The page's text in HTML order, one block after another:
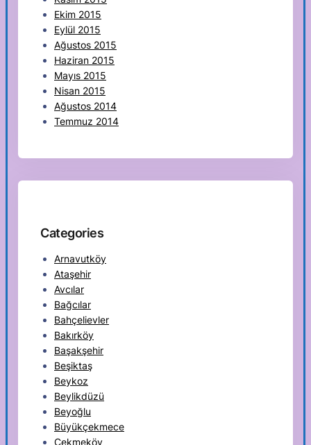
Ekim 2015
Eylül 2015
Ağustos 2015
Haziran 2015
Mayıs 2015
Nisan 2015
Ağustos 2014
Temmuz 2014
Categories
Arnavutköy
Ataşehir
Avcılar
Bağcılar
Bahçelievler
Bakırköy
Başakşehir
Beşiktaş
Beykoz
Beylikdüzü
Beyoğlu
Büyükçekmece
Çekmeköy